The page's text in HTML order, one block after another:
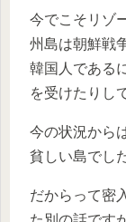
今でこそリゾ
州島は朝鮮戦
韓国人である
を受けたりし
今の状況から
貧しい島でし
だからって密